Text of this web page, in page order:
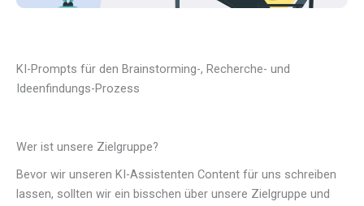
KI-Prompts für den Brainstorming-, Recherche- und
Ideenfindungs-Prozess
Wer ist unsere Zielgruppe?
Bevor wir unseren KI-Assistenten Content für uns schreiben
lassen, sollten wir ein bisschen über unsere Zielgruppe und